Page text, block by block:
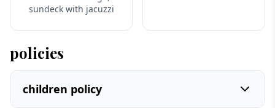
sundeck with jacuzzi
policies
children policy